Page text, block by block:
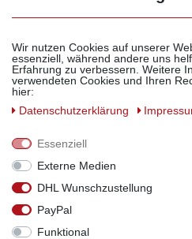
(Aceto Balsamico di Modena
konzentrierter Traubenmost,
Glucose-Fructose-Sirup,
Feigen- & Dattelsaft, Aroma,
Allergene:Enthält Sulfite
Wir nutzen Cookies auf unserer
essenziell, während andere uns
Erfahrung zu verbessern. Weitere
verwendeten Cookies und Ihren
hier:
Daten­schutz­erklärung
Essenziell
Externe Medien
DHL Wunschzustellung
PayPal
Funktional